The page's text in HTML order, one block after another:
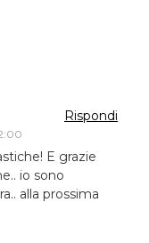
Rispondi
E grazie
io sono
alla prossima